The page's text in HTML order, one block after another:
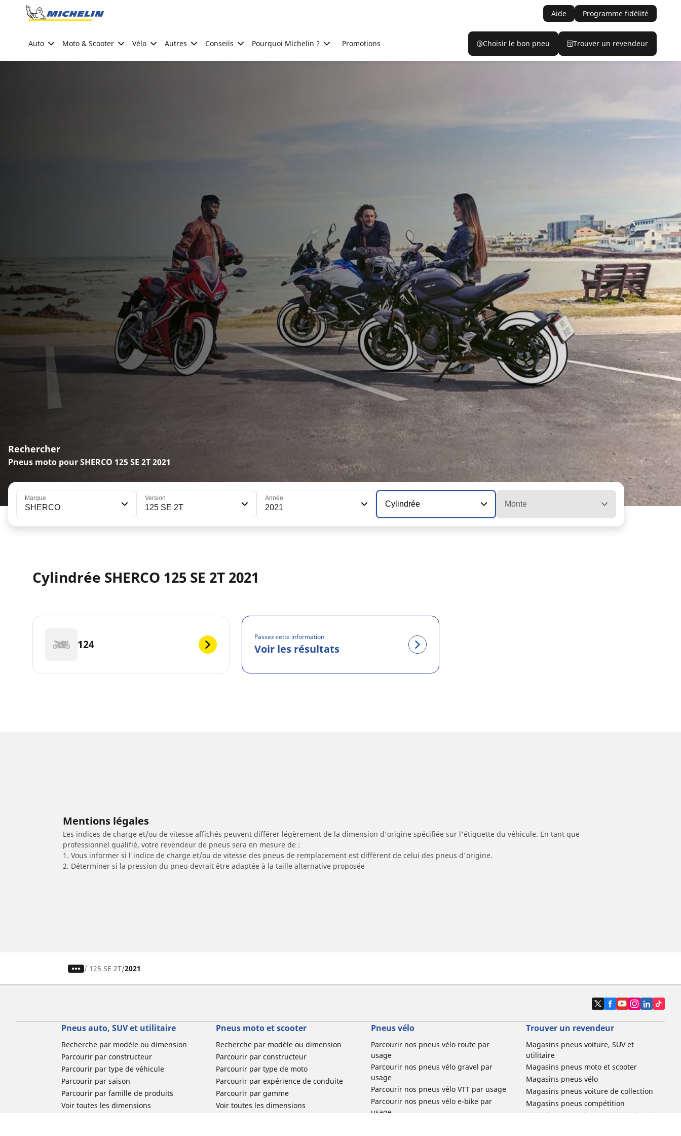
Go to page content
Aide Programme fidélité
Auto Moto & Scooter Vélo Autres Conseils Pourquoi Michelin ? Promotions Choisir le bon pneu Trouver un revendeur
Rechercher
Pneus moto pour SHERCO 125 SE 2T 2021
Marque
SHERCO
Version
125 SE 2T
Année
2021 Cylindrée Monte
Cylindrée SHERCO 125 SE 2T 2021
124
Passez cette information
Voir les résultats
Mentions légales
Les indices de charge et/ou de vitesse affichés peuvent différer légèrement de la dimension d'origine spécifiée sur l'étiquette du véhicule. En tant que
professionnel qualifié, votre revendeur de pneus sera en mesure de :
1. Vous informer si l'indice de charge et/ou de vitesse des pneus de remplacement est différent de celui des pneus d'origine.
2. Déterminer si la pression du pneu devrait être adaptée à la taille alternative proposée
/ 125 SE 2T 2021
Pneus auto, SUV et utilitaire
Recherche par modèle ou dimension
Parcourir par constructeur
Parcourir par type de véhicule
Parcourir par saison
Parcourir par famille de produits
Voir toutes les dimensions
Pneus moto et scooter
Recherche par modèle ou dimension
Parcourir par constructeur
Parcourir par type de moto
Parcourir par expérience de conduite
Parcourir par gamme
Voir toutes les dimensions
Pneus vélo
Parcourir nos pneus vélo route par
usage
Parcourir nos pneus vélo gravel par
usage
Parcourir nos pneus vélo VTT par usage
Parcourir nos pneus vélo e-bike par
usage
Trouver un revendeur
Magasins pneus voiture, SUV et
utilitaire
Magasins pneus moto et scooter
Magasins pneus vélo
Magasins pneus voiture de collection
Magasins pneus compétition
Michelin et ses réseaux de distribution